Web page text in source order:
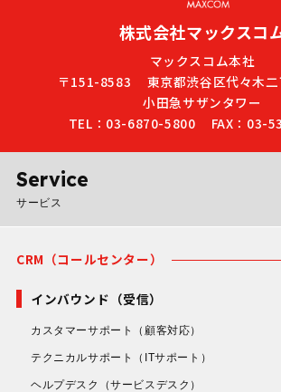
株式会社マックスコ
マックスコム本社
〒151-8583
東京都渋谷区代々木
小田急サザンタワー
TEL：03-6870-5800
FAX：03-
Service
サービス
CRM（コールセンター）
インバウンド（受信）
カスタマーサポート （顧客対応）
テクニカルサポート （ITサポート）
ヘルプデスク （サービスデスク）